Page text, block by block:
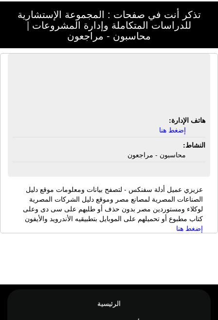
تذكر أنت في صفحات : المجموعة الإستشارية
للدراسات المتكاملة وإدارة المشروعات |
محاسبون - مراجعون
هاتف الإدارة:
إضغط هنا
النشاط:
محاسبون - مراجعون
عزيزي عميل أدلة سفنكس - لتصفح بيانات ومعلومات موقع دليل
الصناعات المصرية لمصانع مصر وموقع دليل الشركات المصرية
لوكلاء ومستوردين مصر بدون حذف أو طلبهم على سى دى وعلى
كتاب مطبوع أو تحميلهم على الموبايل بتطبيقيه الأندرويد والأيفون
إضغط هنا
الرئيسية